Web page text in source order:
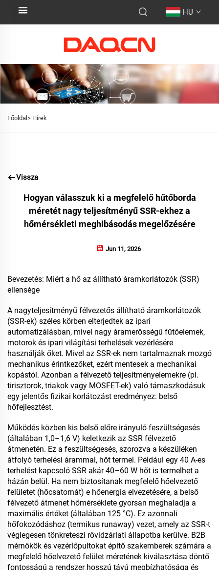
HU
Főoldal> Hírek
Vissza
Hogyan válasszuk ki a megfelelő hűtőborda
méretét nagy teljesítményű SSR-ekhez a
hőmérsékleti meghibásodás megelőzésére
Jun 11, 2026
Bevezetés: Miért a hő az állítható áramkorlátozók (SSR)
ellensége
A nagyteljesítményű félvezetős állítható áramkorlátozók
(SSR-ek) széles körben elterjedtek az ipari
automatizálásban, mivel nagy áramerősségű fűtőelemek,
motorok és ipari világítási terhelések vezérlésére
használják őket. Mivel az SSR-ek nem tartalmaznak mozgó
mechanikus érintkezőket, ezért mentesek a mechanikai
kopástól. Azonban a félvezető teljesítményelemekre (pl.
tirisztorok, triakok vagy MOSFET-ek) való támaszkodásuk
egy jelentős fizikai korlátozást eredményez: belső
hőfejlesztést.
Működés közben kis belső előre irányuló feszültségesés
(általában 1,0–1,6 V) keletkezik az SSR félvezető
átmenetén. Ez a feszültségesés, szorozva a készüléken
átfolyó terhelési árammal, hőt termel. Például egy 40 A-es
terhelést kapcsoló SSR akár 40–60 W hőt is termelhet a
házán belül. Ha nem biztosítanak megfelelő hőelvezető
felületet (hőcsatornát) e hőenergia elvezetésére, a belső
félvezető átmenet hőmérséklete gyorsan meghaladja a
maximális értéket (általában 125 °C). Ez azonnali
hőfokozódáshoz (termikus runaway) vezet, amely az SSR-t
véglegesen tönkreteszi rövidzárlati állapotba kerülve. B2B
mérnökök és vezérlőpultokat építő szakemberek számára a
megfelelő hőelvezető felület méretének kiválasztása döntő
fontosságú a rendszer hosszú távú megbízhatósága és